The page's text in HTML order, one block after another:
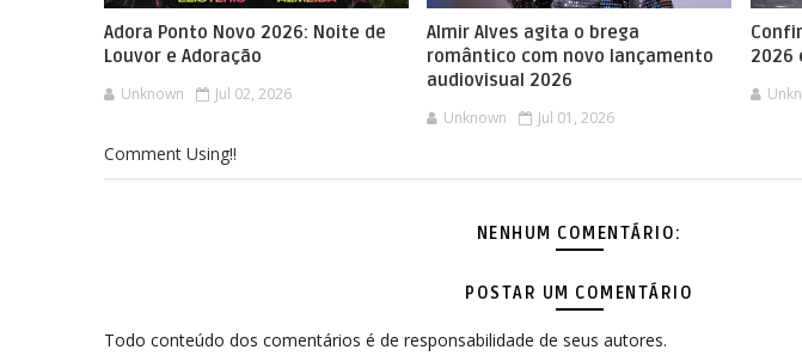
Adora Ponto Novo 2026: Noite de
Louvor e Adoração
Unknown Jul 02, 2026
Almir Alves agita o brega
romântico com novo lançamento
audiovisual 2026
Unknown Jul 01, 2026
2026
Comment Using!!
NENHUM COMENTÁRIO:
POSTAR UM COMENTÁRIO
Todo conteúdo dos comentários é de responsabilidade de seus autores.